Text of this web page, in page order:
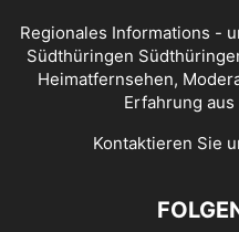
Regionales Informations -
Südthüringen
Heimatfernsehen,
Erfahrung
Kontaktieren Sie